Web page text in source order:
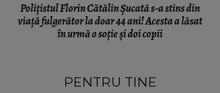
Polițistul Florin Cătălin Șucată s-a stins din
viață fulgerător la doar 44 ani! Acesta a lăsat
în urmă o soție și doi copii
PENTRU TINE